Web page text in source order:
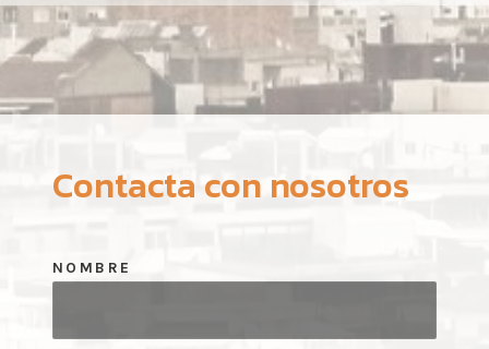
Contacta con nosotros
NOMBRE